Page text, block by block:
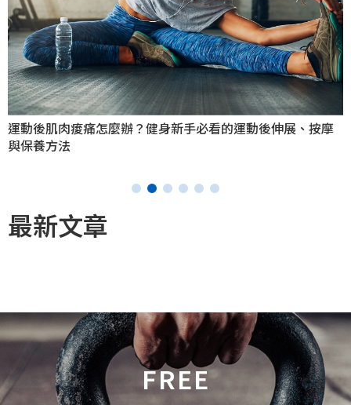
運動後肌肉痠痛怎麼辦？健身新手必看的運動後伸展、按摩
與保養方法
最新文章
FREE